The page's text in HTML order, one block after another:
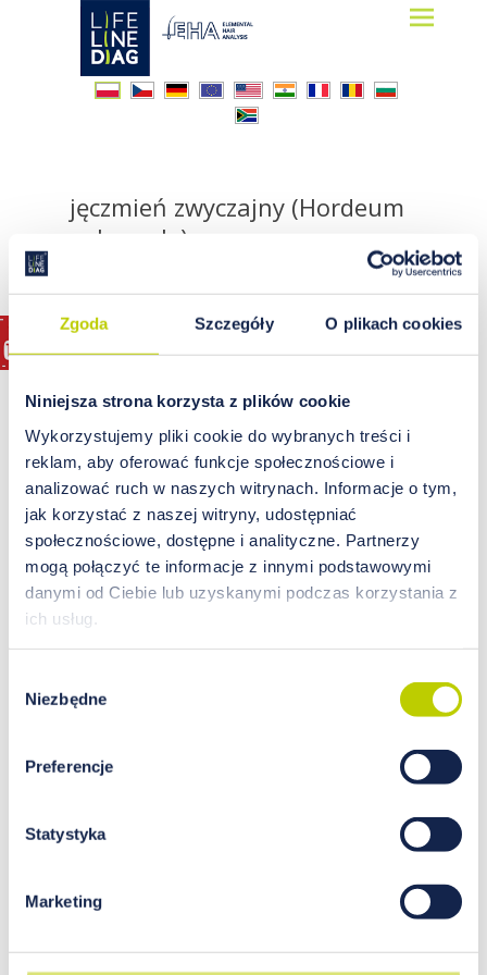
Zgoda Szczegóły O plikach cookies
Niniejsza strona korzysta z plików cookie
Wykorzystujemy pliki cookie do wybranych treści i
reklam, aby oferować funkcje społecznościowe i
analizować ruch w naszych witrynach. Informacje o tym,
jak korzystać z naszej witryny, udostępniać
społecznościowe, dostępne i analityczne. Partnerzy
mogą połączyć te informacje z innymi podstawowymi
danymi od Ciebie lub uzyskanymi podczas korzystania z
ich usług.
zgody
Niezbędne
Preferencje
Statystyka
Marketing
Lifelinediag
Elemental Hair Analysis
jęczmień zwyczajny (Hordeum
vulgare L.)
spotykamy się z tym
szczególnie bogate w składniki odżywcze i
przeciwutleniacze i któremu przypisuje się
grupie tej znajdziemy niektóre ryby czy inne
produkty spożywcze, to do grupy tej przede
wszystkim należą rośliny.